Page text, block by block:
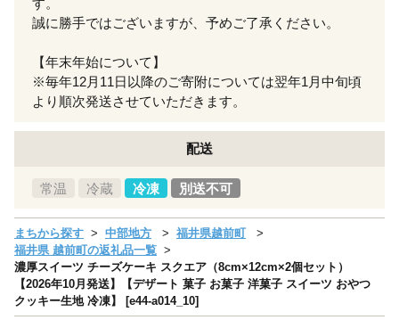
誠に勝手ではございますが、予めご了承ください。
【年末年始について】
※毎年12月11日以降のご寄附については翌年1月中旬頃
より順次発送させていただきます。
配送
常温 冷蔵 冷凍 別送不可
まちから探す 中部地方
福井県越前町
福井県 越前町の返礼品一覧
濃厚スイーツ チーズケーキ スクエア（8cm×12cm×2個セット）
【2026年10月発送】【デザート 菓子 お菓子 洋菓子 スイーツ おやつ
クッキー生地 冷凍】 [e44-a014_10]